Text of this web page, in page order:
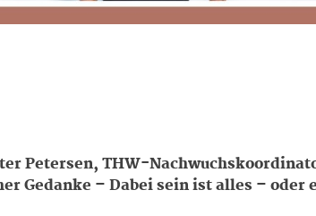
Petersen, THW-
Gedanke – Dabei sein ist alles – oder